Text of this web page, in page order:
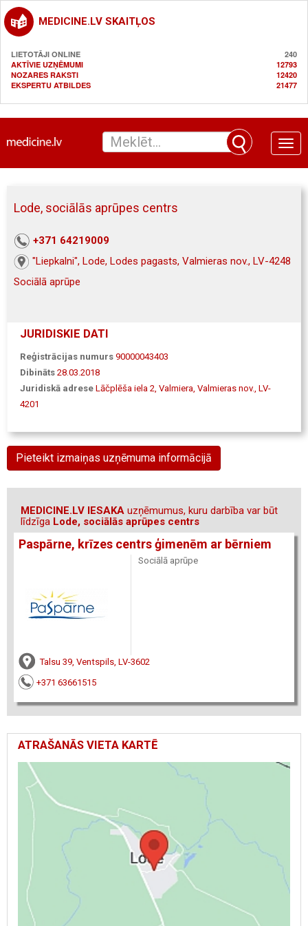
MEDICINE.LV SKAITĻOS
LIETOTĀJI ONLINE
240
AKTĪVIE UZŅĒMUMI
12793
NOZARES RAKSTI
12420
EKSPERTU ATBILDES
21477
Toggle
Lode, sociālās aprūpes centrs
+371 64219009
"Liepkalni", Lode, Lodes pagasts, Valmieras nov., LV-4248
Sociālā aprūpe
JURIDISKIE DATI
Reģistrācijas numurs 90000043403
Dibināts 28.03.2018
Juridiskā adrese Lāčplēša iela 2, Valmiera, Valmieras nov., LV-
4201
Pieteikt izmaiņas uzņēmuma informācijā
MEDICINE.LV IESAKA uzņēmumus, kuru darbība var būt
līdzīga Lode, sociālās aprūpes centrs
Paspārne, krīzes centrs ģimenēm ar bērniem
Sociālā aprūpe
Talsu 39, Ventspils, LV-3602
+371 63661515
ATRAŠANĀS VIETA KARTĒ